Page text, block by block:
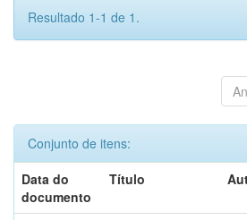
Resultado 1-1 de 1.
Conjunto de itens:
Data do
documento
Título